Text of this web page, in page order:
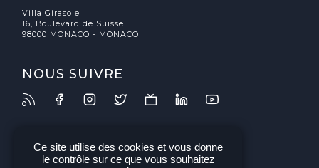
Villa Girasole
16, Boulevard de Suisse
98000 MONACO - MONACO
NOUS SUIVRE
Ce site utilise des cookies et vous donne
le contrôle sur ce que vous souhaitez